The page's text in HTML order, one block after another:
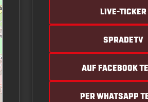
LIVE-TICKER
SPRADETV
AUF FACEBOOK
PER WHATSAPP